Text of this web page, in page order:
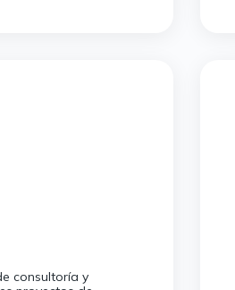
consultoría y